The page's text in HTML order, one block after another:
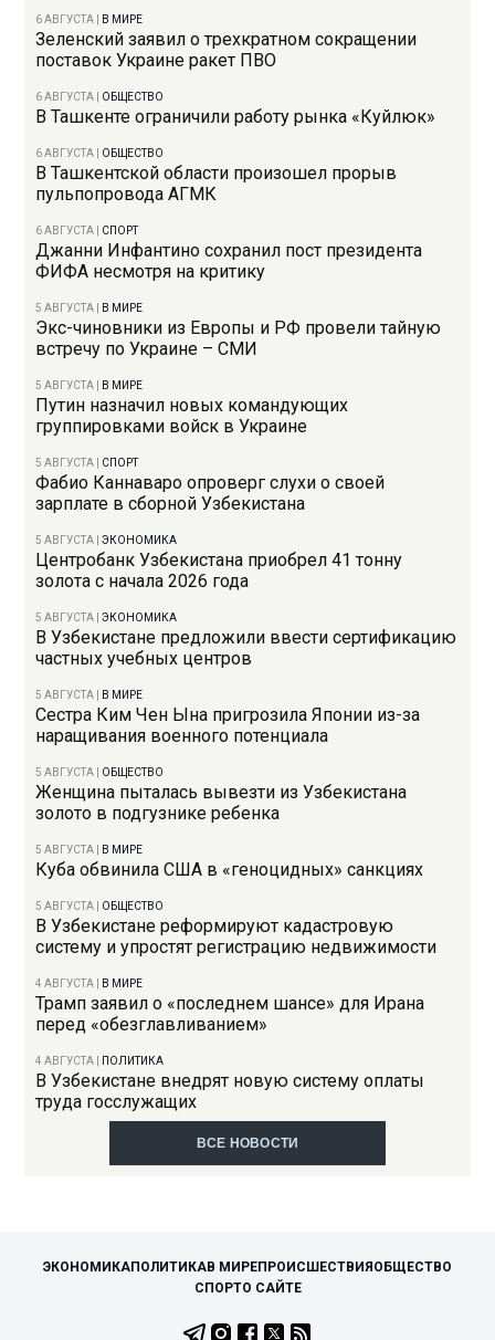
6 АВГУСТА В МИРЕ
Зеленский заявил о трехкратном сокращении
поставок Украине ракет ПВО
6 АВГУСТА ОБЩЕСТВО
В Ташкенте ограничили работу рынка «Куйлюк»
6 АВГУСТА ОБЩЕСТВО
В Ташкентской области произошел прорыв
пульпопровода АГМК
6 АВГУСТА СПОРТ
Джанни Инфантино сохранил пост президента
ФИФА несмотря на критику
5 АВГУСТА В МИРЕ
Экс-чиновники из Европы и РФ провели тайную
встречу по Украине – СМИ
5 АВГУСТА В МИРЕ
Путин назначил новых командующих
группировками войск в Украине
5 АВГУСТА СПОРТ
Фабио Каннаваро опроверг слухи о своей
зарплате в сборной Узбекистана
5 АВГУСТА |ЭКОНОМИКА
Центробанк Узбекистана приобрел 41 тонну
золота с начала 2026 года
5 АВГУСТА |ЭКОНОМИКА
В Узбекистане предложили ввести сертификацию
частных учебных центров
5 АВГУСТА В МИРЕ
Сестра Ким Чен Ына пригрозила Японии из-за
наращивания военного потенциала
5 АВГУСТА ОБЩЕСТВО
Женщина пыталась вывезти из Узбекистана
золото в подгузнике ребенка
5 АВГУСТА В МИРЕ
Куба обвинила США в «геноцидных» санкциях
5 АВГУСТА ОБЩЕСТВО
В Узбекистане реформируют кадастровую
систему и упростят регистрацию недвижимости
4 АВГУСТА В МИРЕ
Трамп заявил о «последнем шансе» для Ирана
перед «обезглавливанием»
4 АВГУСТА ПОЛИТИКА
В Узбекистане внедрят новую систему оплаты
труда госслужащих
ВСЕ НОВОСТИ
ЭКОНОМИКАПОЛИТИКАВ МИРЕПРОИСШЕСТВИЯ ОБЩЕСТВО
СПОРТО САЙТЕ